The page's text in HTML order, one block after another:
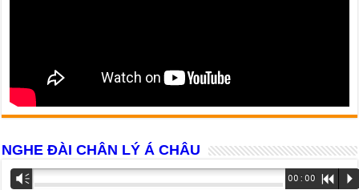
NGHE ĐÀI CHÂN LÝ Á CHÂU
Trình
Vm 00:00 R P